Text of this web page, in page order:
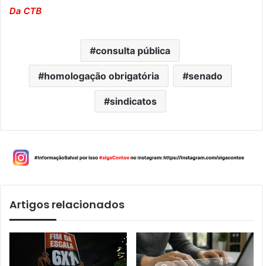
Da CTB
consulta pública
homologação obrigatória senado
sindicatos
Artigos relacionados